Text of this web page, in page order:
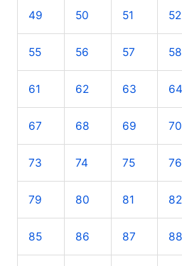
49 50 51 52
55 56 57 58
61 62 63 64
67 68 69 70
73 74 75 76
79 80 81 82
85 86 87 88